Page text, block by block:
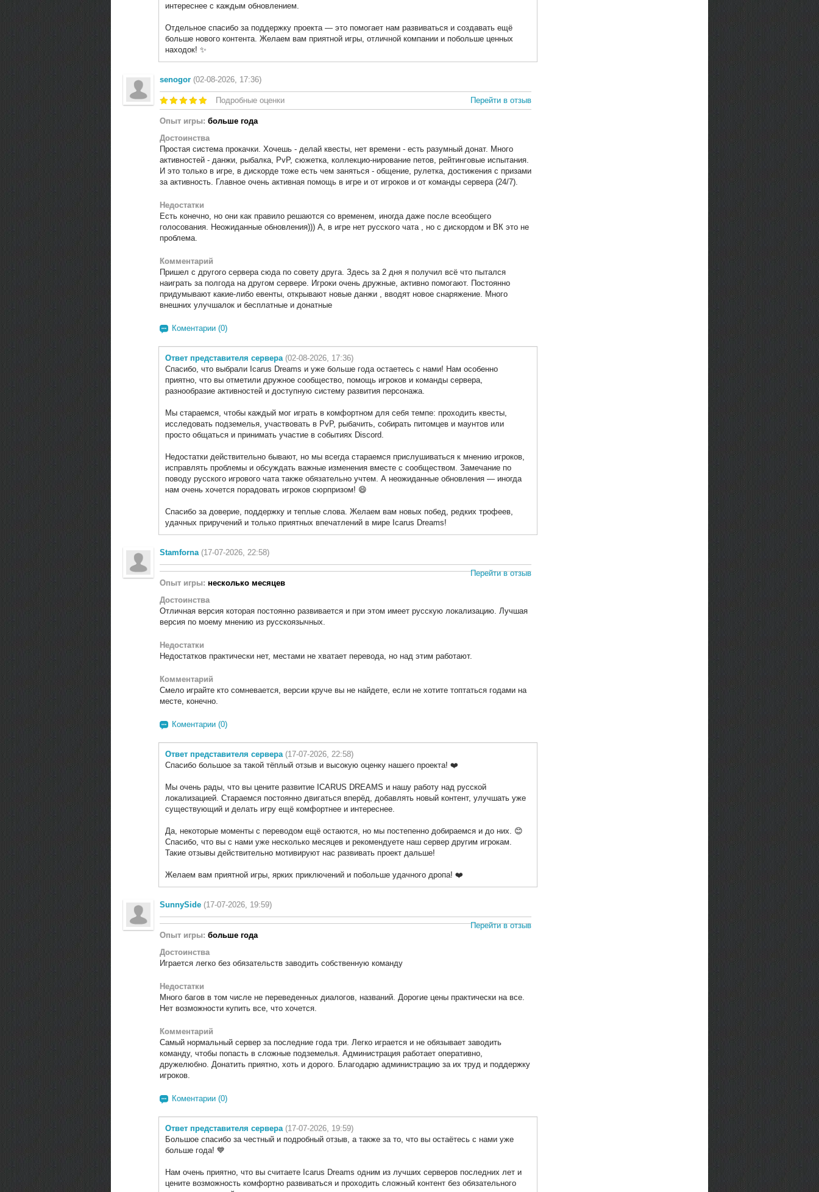
интереснее с каждым обновлением.
Отдельное спасибо за поддержку проекта — это помогает нам развиваться и создавать ещё
больше нового контента. Желаем вам приятной игры, отличной компании и побольше ценных
находок! ✨
senogor (02-08-2026, 17:36)
Подробные оценки Перейти в отзыв
Опыт игры: больше года
Достоинства
Простая система прокачки. Хочешь - делай квесты, нет времени - есть разумный донат. Много
активностей - данжи, рыбалка, PvP, сюжетка, коллекцио-нирование петов, рейтинговые испытания.
И это только в игре, в дискорде тоже есть чем заняться - общение, рулетка, достижения с призами
за активность. Главное очень активная помощь в игре и от игроков и от команды сервера (24/7).
Недостатки
Есть конечно, но они как правило решаются со временем, иногда даже после всеобщего
голосования. Неожиданные обновления))) А, в игре нет русского чата , но с дискордом и ВК это не
проблема.
Комментарий
Пришел с другого сервера сюда по совету друга. Здесь за 2 дня я получил всё что пытался
наиграть за полгода на другом сервере. Игроки очень дружные, активно помогают. Постоянно
придумывают какие-либо евенты, открывают новые данжи , вводят новое снаряжение. Много
внешних улучшалок и бесплатные и донатные
Коментарии (0)
Ответ представителя сервера (02-08-2026, 17:36)
Спасибо, что выбрали Icarus Dreams и уже больше года остаетесь с нами! Нам особенно
приятно, что вы отметили дружное сообщество, помощь игроков и команды сервера,
разнообразие активностей и доступную систему развития персонажа.
Мы стараемся, чтобы каждый мог играть в комфортном для себя темпе: проходить квесты,
исследовать подземелья, участвовать в PvP, рыбачить, собирать питомцев и маунтов или
просто общаться и принимать участие в событиях Discord.
Недостатки действительно бывают, но мы всегда стараемся прислушиваться к мнению игроков,
исправлять проблемы и обсуждать важные изменения вместе с сообществом. Замечание по
поводу русского игрового чата также обязательно учтем. А неожиданные обновления — иногда
нам очень хочется порадовать игроков сюрпризом! 😄
Спасибо за доверие, поддержку и теплые слова. Желаем вам новых побед, редких трофеев,
удачных приручений и только приятных впечатлений в мире Icarus Dreams!
Stamforna (17-07-2026, 22:58)
Перейти в отзыв
Опыт игры: несколько месяцев
Достоинства
Отличная версия которая постоянно развивается и при этом имеет русскую локализацию. Лучшая
версия по моему мнению из русскоязычных.
Недостатки
Недостатков практически нет, местами не хватает перевода, но над этим работают.
Комментарий
Смело играйте кто сомневается, версии круче вы не найдете, если не хотите топтаться годами на
месте, конечно.
Коментарии (0)
Ответ представителя сервера (17-07-2026, 22:58)
Спасибо большое за такой тёплый отзыв и высокую оценку нашего проекта! ❤️
Мы очень рады, что вы цените развитие ICARUS DREAMS и нашу работу над русской
локализацией. Стараемся постоянно двигаться вперёд, добавлять новый контент, улучшать уже
существующий и делать игру ещё комфортнее и интереснее.
Да, некоторые моменты с переводом ещё остаются, но мы постепенно добираемся и до них. 😊
Спасибо, что вы с нами уже несколько месяцев и рекомендуете наш сервер другим игрокам.
Такие отзывы действительно мотивируют нас развивать проект дальше!
Желаем вам приятной игры, ярких приключений и побольше удачного дропа! ❤️
SunnySide (17-07-2026, 19:59)
Перейти в отзыв
Опыт игры: больше года
Достоинства
Играется легко без обязательств заводить собственную команду
Недостатки
Много багов в том числе не переведенных диалогов, названий. Дорогие цены практически на все.
Нет возможности купить все, что хочется.
Комментарий
Самый нормальный сервер за последние года три. Легко играется и не обязывает заводить
команду, чтобы попасть в сложные подземелья. Администрация работает оперативно,
дружелюбно. Донатить приятно, хоть и дорого. Благодарю администрацию за их труд и поддержку
игроков.
Коментарии (0)
Ответ представителя сервера (17-07-2026, 19:59)
Большое спасибо за честный и подробный отзыв, а также за то, что вы остаётесь с нами уже
больше года! 💙
Нам очень приятно, что вы считаете Icarus Dreams одним из лучших серверов последних лет и
цените возможность комфортно развиваться и проходить сложный контент без обязательного